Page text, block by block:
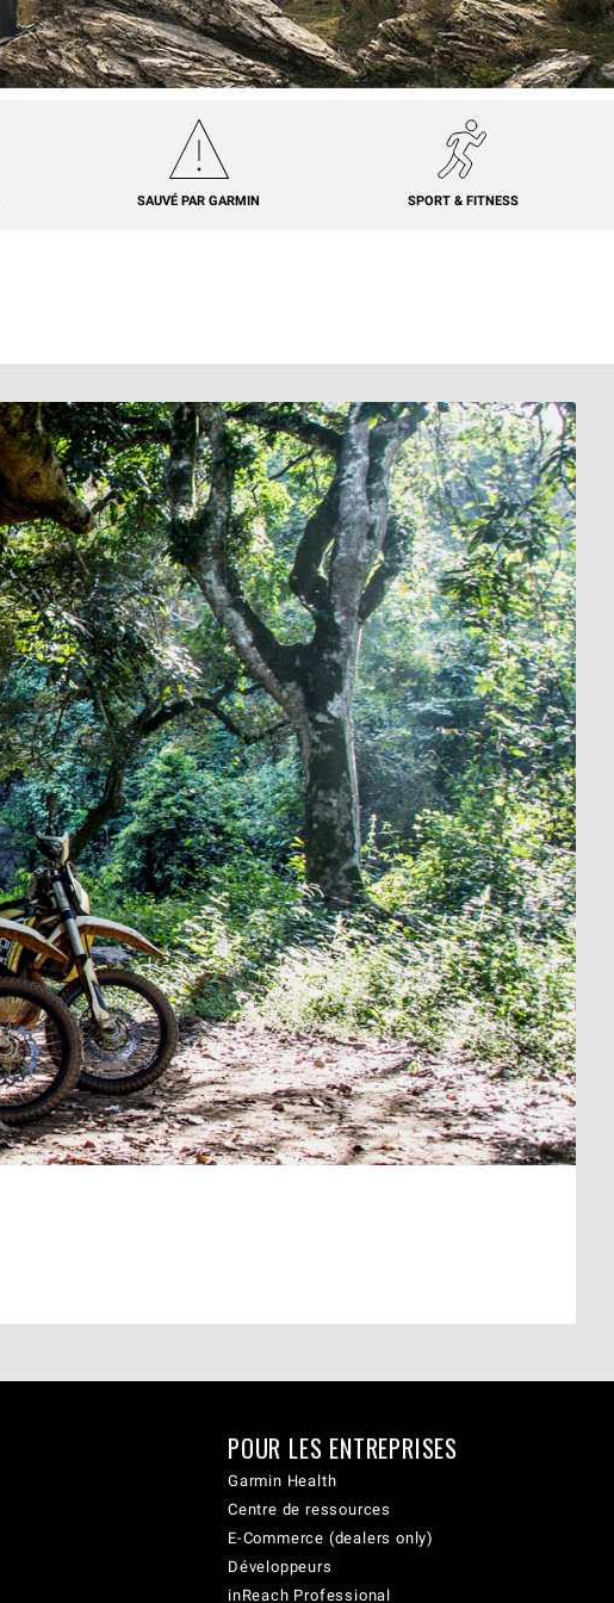
SAUVÉ PAR GARMIN SPORT & FITNESS
POUR LES ENTREPRISES
Garmin Health
Centre de ressources
E-Commerce (dealers only)
Développeurs
inReach Professional